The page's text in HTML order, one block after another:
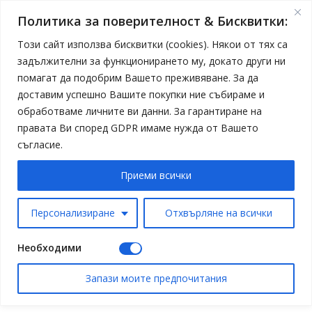
Политика за поверителност & Бисквитки:
Този сайт използва бисквитки (cookies). Някои от тях са
задължителни за функционирането му, докато други ни
помагат да подобрим Вашето преживяване. За да
доставим успешно Вашите покупки ние събираме и
обработваме личните ви данни. За гарантиране на
правата Ви според GDPR имаме нужда от Вашето
съгласие.
Персонализиране Отхвърляне на всички
Приеми всички
Необходими
Запази моите предпочитания